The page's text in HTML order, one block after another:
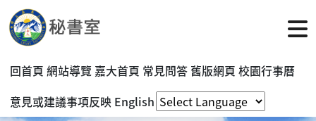
回首頁 網站導覽 嘉大首頁 常見問答 舊版網頁 校園行事曆
意見或建議事項反映 English